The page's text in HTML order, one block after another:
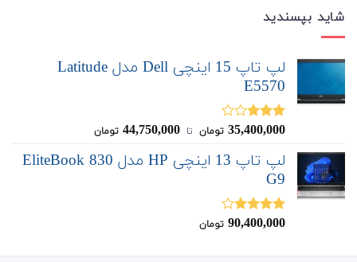
شاید بپسندید
لپ تاپ 15 اینچی Dell مدل Latitude
E5570
نمره
5
35,400,000 تومان ‌ تا ‌ 44,750,000 تومان
لپ تاپ 13 اینچی HP مدل EliteBook 830
G9
نمره
90,400,000 تومان